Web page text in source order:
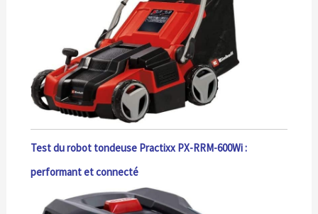
Test du robot tondeuse Practixx PX-RRM-600Wi :
performant et connecté